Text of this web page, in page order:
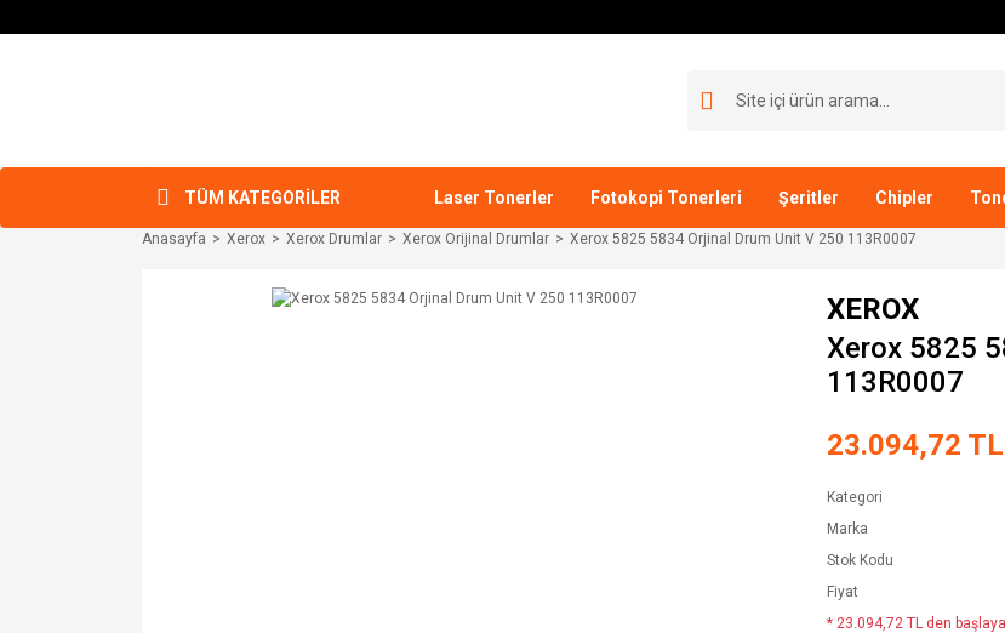
TÜM KATEGORİLER Laser Tonerler Fotokopi Tonerleri Şeritler Chipler
Anasayfa Xerox Xerox Drumlar Xerox Orijinal Drumlar Xerox 5825 5834 Orjinal Drum Unit V 250 113R0007
XEROX
Xerox 5825
113R0007
23.094,72 TL
Kategori
Marka
Stok Kodu
Fiyat
* 23.094,72 TL den